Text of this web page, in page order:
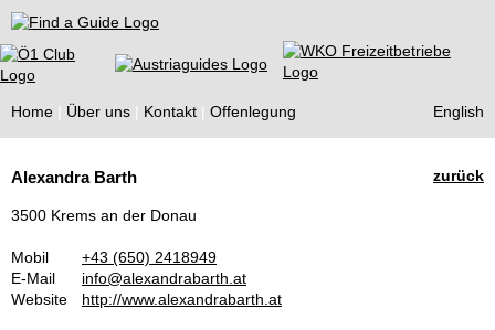
Find a Guide
Home Über uns Kontakt Offenlegung English
Guides
zurück
Alexandra Barth
3500 Krems an der Donau
Mobil
+43 (650) 2418949
E-Mail
info@alexandrabarth.at
Website
http://www.alexandrabarth.at